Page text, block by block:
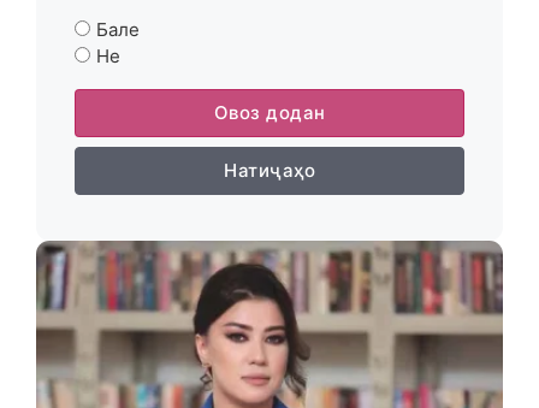
Бале
Не
Овоз додан
Натиҷаҳо